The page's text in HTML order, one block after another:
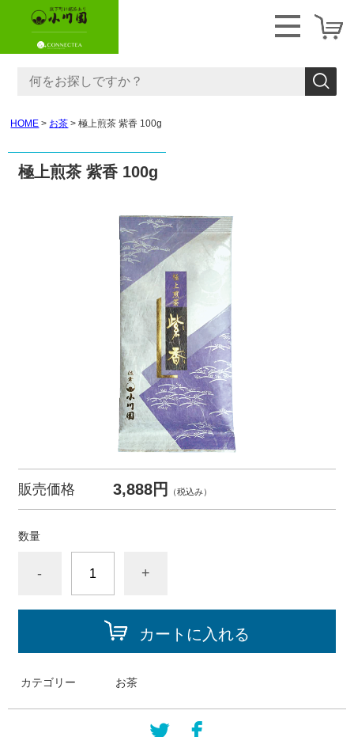
HOME お茶 極上煎茶 紫香 100g
極上煎茶 紫香 100g
販売価格 3,888円 （税込み）
数量
- +
カートに入れる
カテゴリー お茶